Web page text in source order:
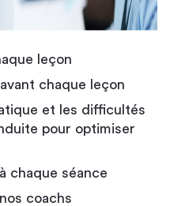
leçon
chaque leçon
et les difficultés
pour optimiser
chaque séance
coachs